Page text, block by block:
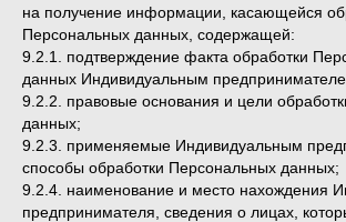
на получение информации, касающейся
Персональных данных, содержащей:
9.2.1. подтверждение факта обработки
данных Индивидуальным
9.2.2. правовые основания и цели
данных;
9.2.3. применяемые Индивидуальным
способы обработки Персональных данных;
9.2.4. наименование и место нахождения
предпринимателя, сведения о лицах,